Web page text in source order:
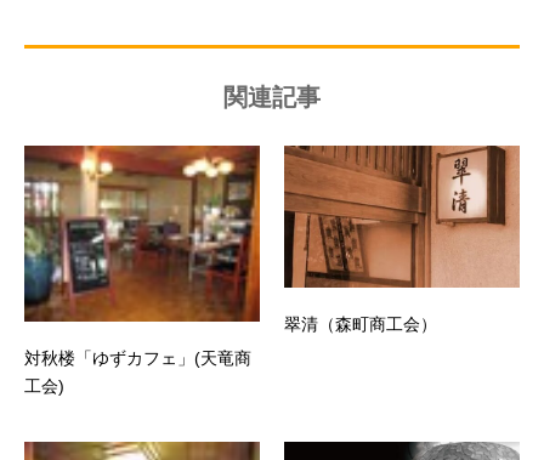
関連記事
対秋楼「ゆずカフェ」(天竜商
工会)
翠清（森町商工会）